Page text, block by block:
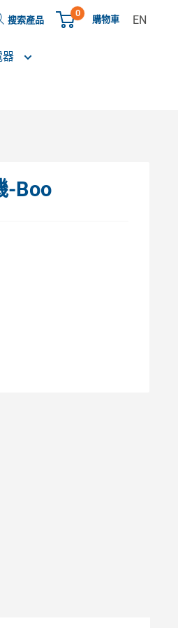
搜索產品
0
購物車 EN
器
-Boo